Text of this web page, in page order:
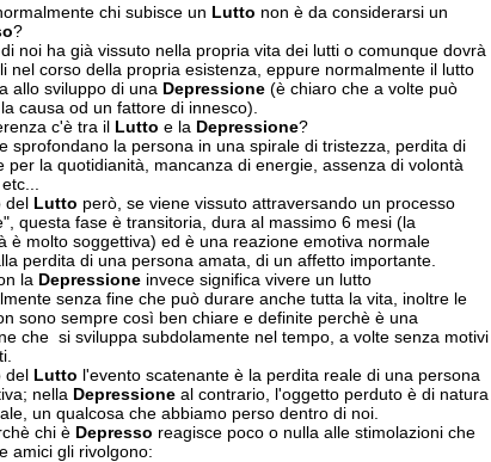
chi subisce un Lutto non è da considerarsi un
?
noi ha già vissuto nella propria vita dei lutti o comunque dovrà
nel corso della propria esistenza, eppure normalmente il lutto
allo sviluppo di una Depressione (è chiaro che a volte può
causa od un fattore di innesco).
c'è tra il Lutto e la Depressione?
sprofondano la persona in una spirale di tristezza, perdita di
per la quotidianità, mancanza di energie, assenza di volontà
del Lutto però, se viene vissuto attraversando un processo
questa fase è transitoria, dura al massimo 6 mesi (la
è molto soggettiva) ed è una reazione emotiva normale
perdita di una persona amata, di un affetto importante.
la Depressione invece significa vivere un lutto
senza fine che può durare anche tutta la vita, inoltre le
sono sempre così ben chiare e definite perchè è una
che si sviluppa subdolamente nel tempo, a volte senza motivi
del Lutto l'evento scatenante è la perdita reale di una persona
nella Depressione al contrario, l'oggetto perduto è di natura
un qualcosa che abbiamo perso dentro di noi.
chi è Depresso reagisce poco o nulla alle stimolazioni che
amici gli rivolgono: